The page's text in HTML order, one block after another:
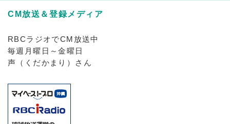
CM放送＆登録メディア
RBCラジオでCM放送中
毎週月曜日～金曜日
声（くだかまり）さん